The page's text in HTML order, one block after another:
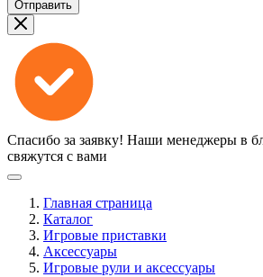
Отправить
Спасибо за заявку! Наши менеджеры в
свяжутся с вами
Главная страница
Каталог
Игровые приставки
Аксессуары
Игровые рули и аксессуары